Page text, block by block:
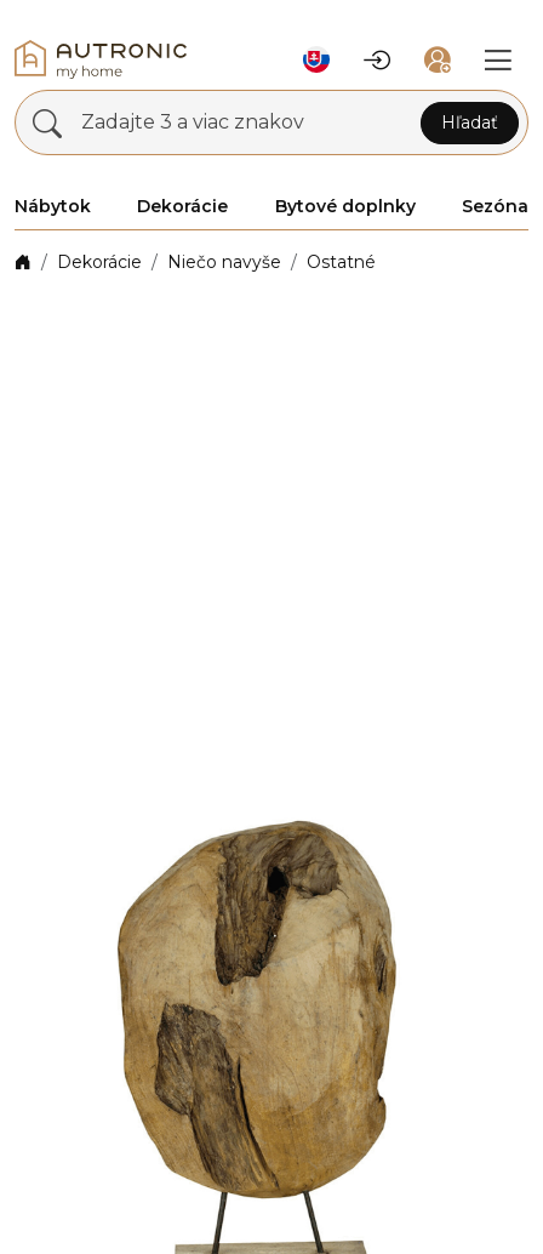
Zadajte 3 a viac znakov Hľadať
Nábytok Dekorácie Bytové doplnky Sezóna
Dekorácie Niečo navyše Ostatné